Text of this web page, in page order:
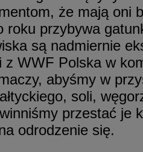
że mają oni
roku przybywa
są nadmiernie
WWF Polska w
abyśmy w
soli,
przestać je
odrodzenie się.